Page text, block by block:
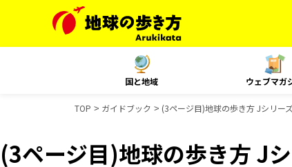
国と地域 ウェブマガ
TOP ガイドブック (3ページ目)地球の歩き方 Jシリー
(3ページ目)地球の歩き方 J